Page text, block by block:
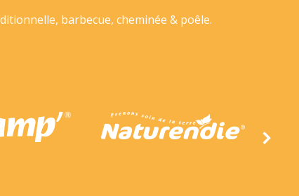
barbecue, cheminée & poêle.